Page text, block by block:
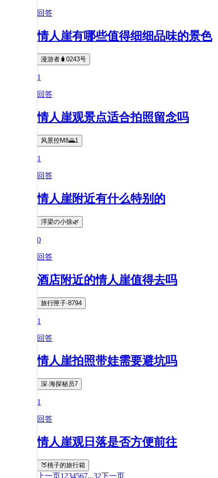
回答
情人崖有哪些值得细细品味的景色
漫游者🧳0243号
1
回答
情人崖观景点适合拍照留念吗
风景控M8🌄1
1
回答
情人崖附近有什么特别的
浮梁の小徐🌿
0
回答
酒店附近的情人崖值得去吗
旅行匣子·8794
1
回答
情人崖拍照带娃需要避坑吗
深·海探秘员7
1
回答
情人崖观日落是否方便前往
🍑桃子的旅行箱
上一页1 234567...32下一页